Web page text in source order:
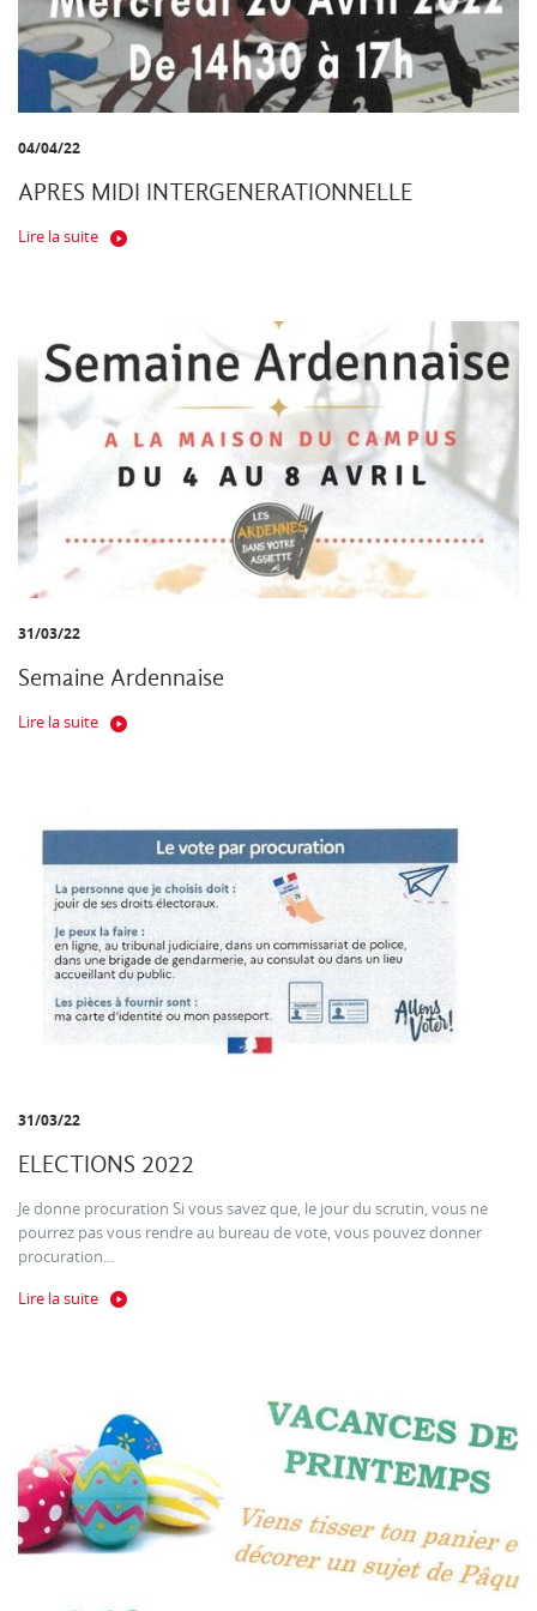
04/04/22
APRES MIDI INTERGENERATIONNELLE
Lire la suite
31/03/22
Semaine Ardennaise
Lire la suite
31/03/22
ELECTIONS 2022
Je donne procuration Si vous savez que, le jour du scrutin, vous ne
pourrez pas vous rendre au bureau de vote, vous pouvez donner
procuration...
Lire la suite